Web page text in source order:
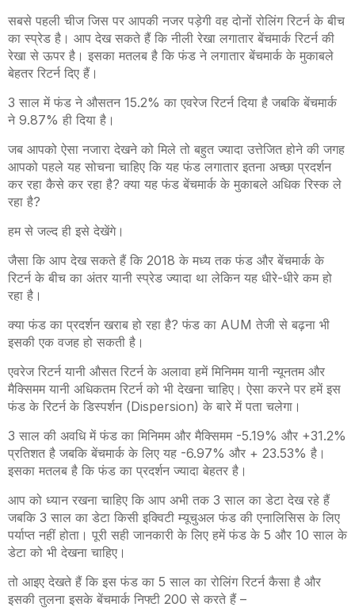
सबसे पहली चीज जिस पर आपकी नजर पड़ेगी वह दोनों रोलिंग रिटर्न के बीच
का स्प्रेड है। आप देख सकते हैं कि नीली रेखा लगातार बेंचमार्क रिटर्न की
रेखा से ऊपर है। इसका मतलब है कि फंड ने लगातार बेंचमार्क के मुकाबले
बेहतर रिटर्न दिए हैं।
3 साल में फंड ने औसतन 15.2% का एवरेज रिटर्न दिया है जबकि बेंचमार्क
ने 9.87% ही दिया है।
जब आपको ऐसा नजारा देखने को मिले तो बहुत ज्यादा उत्तेजित होने की जगह
आपको पहले यह सोचना चाहिए कि यह फंड लगातार इतना अच्छा प्रदर्शन
कर रहा कैसे कर रहा है? क्या यह फंड बेंचमार्क के मुकाबले अधिक रिस्क ले
रहा है?
हम से जल्द ही इसे देखेंगे।
जैसा कि आप देख सकते हैं कि 2018 के मध्य तक फंड और बेंचमार्क के
रिटर्न के बीच का अंतर यानी स्प्रेड ज्यादा था लेकिन यह धीरे-धीरे कम हो
रहा है।
क्या फंड का प्रदर्शन खराब हो रहा है? फंड का AUM तेजी से बढ़ना भी
इसकी एक वजह हो सकती है।
एवरेज रिटर्न यानी औसत रिटर्न के अलावा हमें मिनिमम यानी न्यूनतम और
मैक्सिमम यानी अधिकतम रिटर्न को भी देखना चाहिए। ऐसा करने पर हमें इस
फंड के रिटर्न के डिस्पर्शन (Dispersion) के बारे में पता चलेगा।
3 साल की अवधि में फंड का मिनिमम और मैक्सिमम -5.19% और +31.2%
प्रतिशत है जबकि बेंचमार्क के लिए यह -6.97% और + 23.53% है।
इसका मतलब है कि फंड का प्रदर्शन ज्यादा बेहतर है।
आप को ध्यान रखना चाहिए कि आप अभी तक 3 साल का डेटा देख रहे हैं
जबकि 3 साल का डेटा किसी इक्विटी म्यूचुअल फंड की एनालिसिस के लिए
पर्याप्त नहीं होता। पूरी सही जानकारी के लिए हमें फंड के 5 और 10 साल के
डेटा को भी देखना चाहिए।
तो आइए देखते हैं कि इस फंड का 5 साल का रोलिंग रिटर्न कैसा है और
इसकी तुलना इसके बेंचमार्क निफ्टी 200 से करते हैं –